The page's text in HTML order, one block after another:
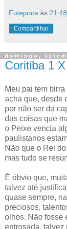
Futepoca às 21:48
Compartilhar
domingo,
Coritiba 1
Meu pai tem
acha que, desde
por não ser da
das coisas que
o Peixe vencia
paulistanos
Não que o Rei
mas tudo se
É óbvio que,
talvez até
quase sempre,
preciosos,
olhos. Não fosse
entrosada, talvez